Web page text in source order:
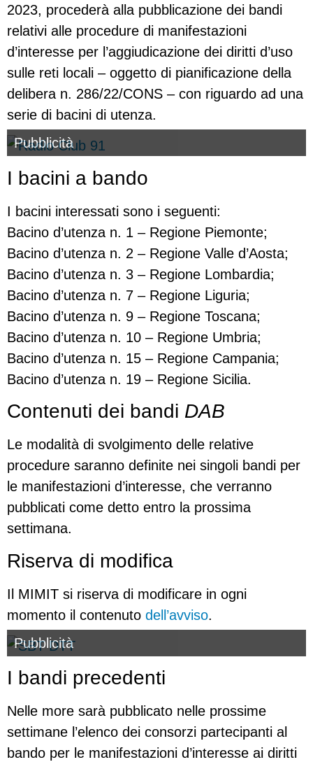
2023, procederà alla pubblicazione dei bandi
relativi alle procedure di manifestazioni
d’interesse per l’aggiudicazione dei diritti d’uso
sulle reti locali – oggetto di pianificazione della
delibera n. 286/22/CONS – con riguardo ad una
serie di bacini di utenza.
Pubblicità
I bacini a bando
I bacini interessati sono i seguenti:
Bacino d’utenza n. 1 – Regione Piemonte;
Bacino d’utenza n. 2 – Regione Valle d’Aosta;
Bacino d’utenza n. 3 – Regione Lombardia;
Bacino d’utenza n. 7 – Regione Liguria;
Bacino d’utenza n. 9 – Regione Toscana;
Bacino d’utenza n. 10 – Regione Umbria;
Bacino d’utenza n. 15 – Regione Campania;
Bacino d’utenza n. 19 – Regione Sicilia.
Contenuti dei bandi DAB
Le modalità di svolgimento delle relative
procedure saranno definite nei singoli bandi per
le manifestazioni d’interesse, che verranno
pubblicati come detto entro la prossima
settimana.
Riserva di modifica
Il MIMIT si riserva di modificare in ogni
momento il contenuto dell’avviso.
Pubblicità
I bandi precedenti
Nelle more sarà pubblicato nelle prossime
settimane l’elenco dei consorzi partecipanti al
bando per le manifestazioni d’interesse ai diritti